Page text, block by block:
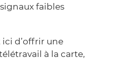
faibles
ici d’offrir une
à la carte,